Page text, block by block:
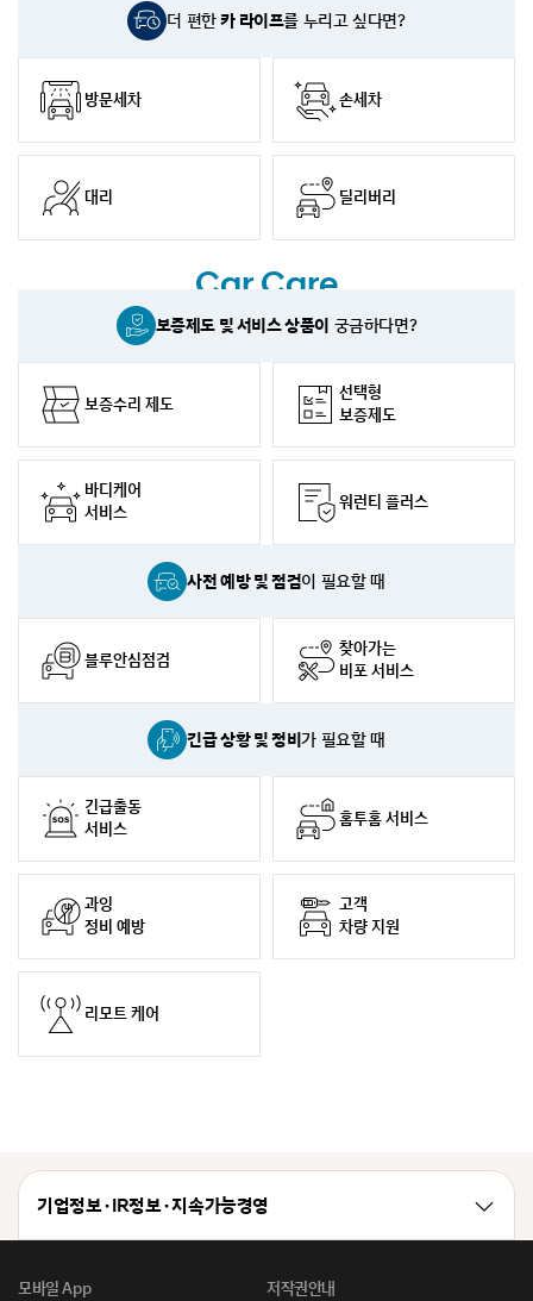
더 편한카 라이프를 누리고 싶다면?
방문세차 손세차
대리 딜리버리
Car Care
보증제도 및 서비스 상품이 궁금하다면?
보증수리 제도
선택형
보증제도
바디케어
서비스
워런티 플러스
사전 예방 및 점검이 필요할 때
블루안심점검
찾아가는
비포 서비스
긴급 상황 및 정비가 필요할 때
긴급출동
서비스
홈투홈 서비스
과잉
정비 예방
고객
차량 지원
리모트 케어
기업정보 · IR정보 · 지속가능경영
모바일 App 저작권안내